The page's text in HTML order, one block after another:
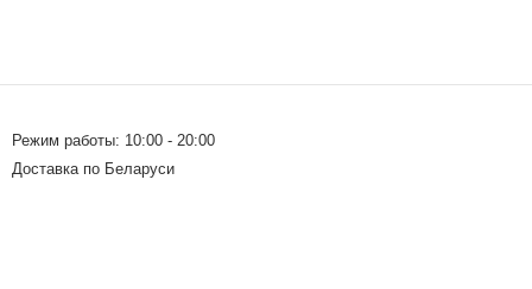
Режим работы: 10:00 - 20:00
Доставка по Беларуси